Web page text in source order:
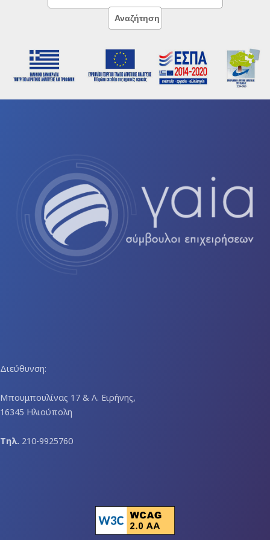
Σύνταξη επιχειρησιακών σχεδίων
Διεύθυνση:
Μπουμπουλίνας 17 & Λ. Ειρήνης,
16345 Ηλιούπολη
Τηλ. 210-9925760